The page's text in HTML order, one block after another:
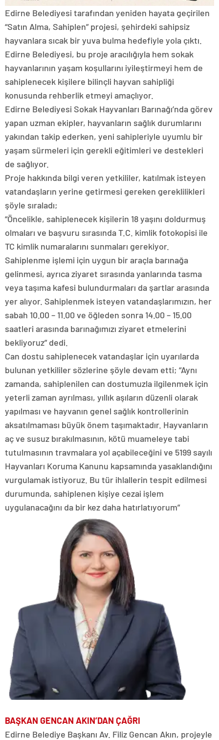
Edirne Belediyesi tarafından yeniden hayata geçirilen
“Satın Alma, Sahiplen” projesi, şehirdeki sahipsiz
hayvanlara sıcak bir yuva bulma hedefiyle yola çıktı.
Edirne Belediyesi, bu proje aracılığıyla hem sokak
hayvanlarının yaşam koşullarını iyileştirmeyi hem de
sahiplenecek kişilere bilinçli hayvan sahipliği
konusunda rehberlik etmeyi amaçlıyor.
Edirne Belediyesi Sokak Hayvanları Barınağı’nda görev
yapan uzman ekipler, hayvanların sağlık durumlarını
yakından takip ederken, yeni sahipleriyle uyumlu bir
yaşam sürmeleri için gerekli eğitimleri ve destekleri
de sağlıyor.
Proje hakkında bilgi veren yetkililer, katılmak isteyen
vatandaşların yerine getirmesi gereken gereklilikleri
şöyle sıraladı;
“Öncelikle, sahiplenecek kişilerin 18 yaşını doldurmuş
olmaları ve başvuru sırasında T.C. kimlik fotokopisi ile
TC kimlik numaralarını sunmaları gerekiyor.
Sahiplenme işlemi için uygun bir araçla barınağa
gelinmesi, ayrıca ziyaret sırasında yanlarında tasma
veya taşıma kafesi bulundurmaları da şartlar arasında
yer alıyor. Sahiplenmek isteyen vatandaşlarımızın, her
sabah 10.00 – 11.00 ve öğleden sonra 14.00 – 15.00
saatleri arasında barınağımızı ziyaret etmelerini
bekliyoruz” dedi.
Can dostu sahiplenecek vatandaşlar için uyarılarda
bulunan yetkililer sözlerine şöyle devam etti; “Aynı
zamanda, sahiplenilen can dostumuzla ilgilenmek için
yeterli zaman ayrılması, yıllık aşıların düzenli olarak
yapılması ve hayvanın genel sağlık kontrollerinin
aksatılmaması büyük önem taşımaktadır. Hayvanların
aç ve susuz bırakılmasının, kötü muameleye tabi
tutulmasının travmalara yol açabileceğini ve 5199 sayılı
Hayvanları Koruma Kanunu kapsamında yasaklandığını
vurgulamak istiyoruz. Bu tür ihlallerin tespit edilmesi
durumunda, sahiplenen kişiye cezai işlem
uygulanacağını da bir kez daha hatırlatıyorum”
BAŞKAN GENCAN AKIN’DAN ÇAĞRI
Edirne Belediye Başkanı Av. Filiz Gencan Akın, projeyle